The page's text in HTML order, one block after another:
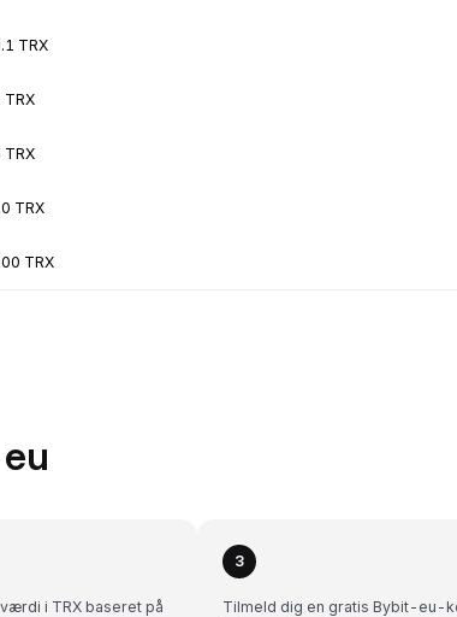
TRX
TRX
TRX
TRX
TRX
i TRX baseret på
3
Tilmeld dig en gratis Bybit-eu-